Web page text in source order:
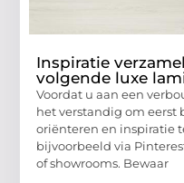
Inspiratie
volgende luxe
Voordat u aan een
het verstandig om eerst
oriënteren en inspiratie
bijvoorbeeld via
of showrooms. Bewaar